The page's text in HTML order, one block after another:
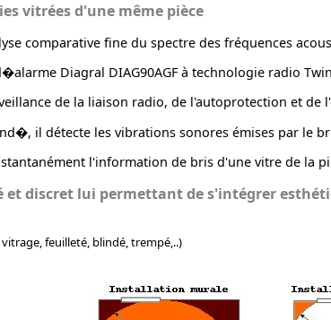
vitrées d'une même pièce
comparative fine du spectre des fréquences
Diagral DIAG90AGF à technologie radio
de la liaison radio, de l'autoprotection et de
il détecte les vibrations sonores émises par le
l'information de bris d'une vitre de la
et discret lui permettant de s'intégrer
feuilleté, blindé, trempé,..)